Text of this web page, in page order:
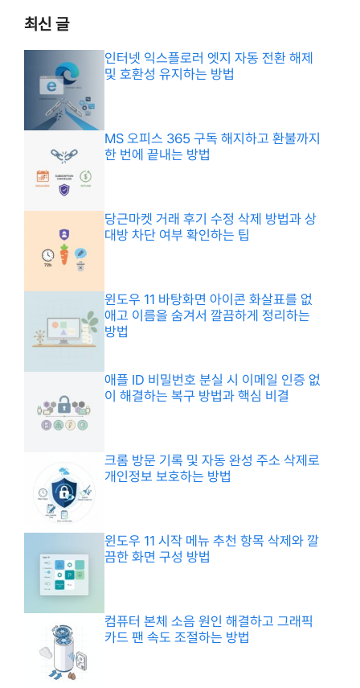
최신 글
인터넷 익스플로러 엣지 자동 전환 해제
및 호환성 유지하는 방법
MS 오피스 365 구독 해지하고 환불까지
한 번에 끝내는 방법
당근마켓 거래 후기 수정 삭제 방법과 상
대방 차단 여부 확인하는 팁
윈도우 11 바탕화면 아이콘 화살표를 없
애고 이름을 숨겨서 깔끔하게 정리하는
방법
애플 ID 비밀번호 분실 시 이메일 인증 없
이 해결하는 복구 방법과 핵심 비결
크롬 방문 기록 및 자동 완성 주소 삭제로
개인정보 보호하는 방법
윈도우 11 시작 메뉴 추천 항목 삭제와 깔
끔한 화면 구성 방법
컴퓨터 본체 소음 원인 해결하고 그래픽
카드 팬 속도 조절하는 방법